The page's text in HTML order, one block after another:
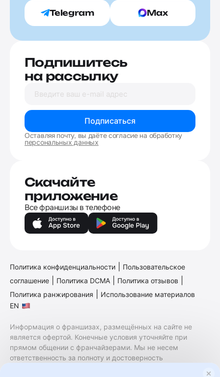
Telegram Max
Подпишитесь
на рассылку
Подписаться
Оставляя почту, вы даёте согласие на обработку
персональных данных
Скачайте
приложение
Все франшизы в телефоне
Политика конфиденциальности
Пользовательское
соглашение
Политика DCMA Политика отзывов
Политика ранжирования
Использование материалов
EN
Информация о франшизах, размещённых на сайте не
является офертой. Конечные условия уточняйте при
прямом общении с франчайзерами. Мы не несем
ответственность за полноту и достоверность